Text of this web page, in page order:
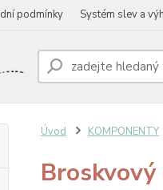
podmínky Systém slev a
Úvod KOMPONENTY